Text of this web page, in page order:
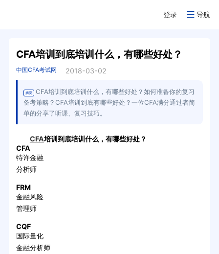
登录 导航
CFA培训到底培训什么，有哪些好处？
中国CFA考试网 2018-03-02
摘要
CFA培训到底培训什么，有哪些好处？如何准备你的复习
备考策略？CFA培训到底有哪些好处？一位CFA满分通过者简
单的分享了听课、复习技巧。
CFA培训到底培训什么，有哪些好处？
CFA
特许金融
分析师
FRM
金融风险
管理师
CQF
国际量化
金融分析师